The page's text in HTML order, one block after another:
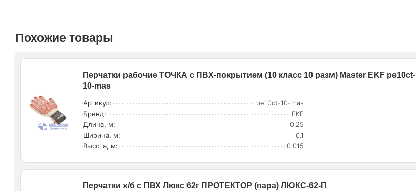
Похожие товары
Перчатки рабочие ТОЧКА с ПВХ-покрытием (10 класс 10 разм) Master EKF pe10ct-
10-mas
Артикул:
pe10ct-10-mas
Бренд:
EKF
Длина, м:
0.25
Ширина, м:
0.1
Высота, м:
0.015
Перчатки х/б с ПВХ Люкс 62г ПРОТЕКТОР (пара) ЛЮКС-62-П